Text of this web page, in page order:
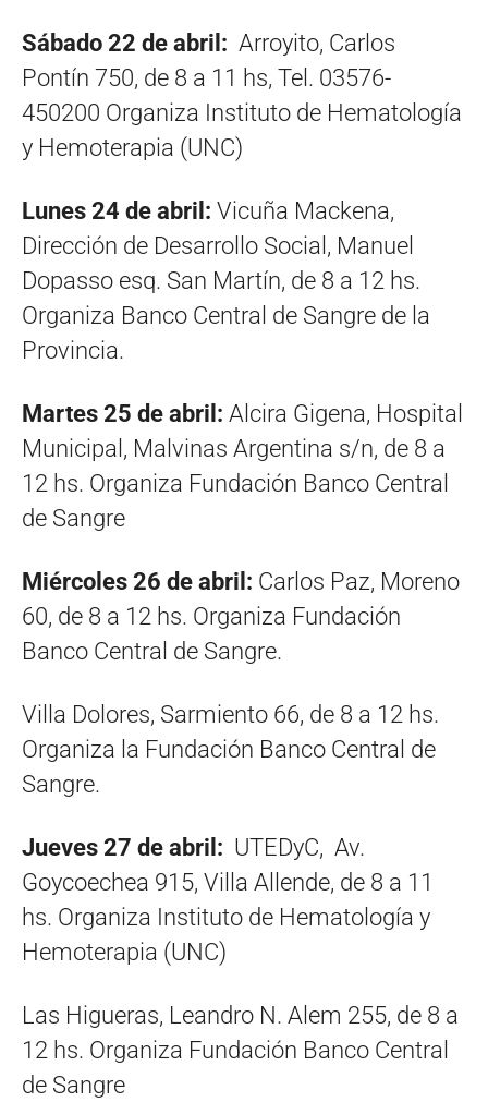
Sábado 22 de abril: Arroyito, Carlos
Pontín 750, de 8 a 11 hs, Tel. 03576-
450200 Organiza Instituto de Hematología
y Hemoterapia (UNC)
Lunes 24 de abril: Vicuña Mackena,
Dirección de Desarrollo Social, Manuel
Dopasso esq. San Martín, de 8 a 12 hs.
Organiza Banco Central de Sangre de la
Provincia.
Martes 25 de abril: Alcira Gigena, Hospital
Municipal, Malvinas Argentina s/n, de 8 a
12 hs. Organiza Fundación Banco Central
de Sangre
Miércoles 26 de abril: Carlos Paz, Moreno
60, de 8 a 12 hs. Organiza Fundación
Banco Central de Sangre.
Villa Dolores, Sarmiento 66, de 8 a 12 hs.
Organiza la Fundación Banco Central de
Sangre.
Jueves 27 de abril: UTEDyC, Av.
Goycoechea 915, Villa Allende, de 8 a 11
hs. Organiza Instituto de Hematología y
Hemoterapia (UNC)
Las Higueras, Leandro N. Alem 255, de 8 a
12 hs. Organiza Fundación Banco Central
de Sangre